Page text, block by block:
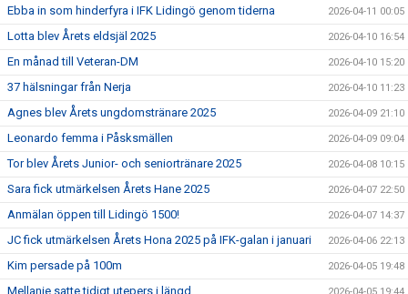
Ebba in som hinderfyra i IFK Lidingö genom tiderna 2026-04-11 00:05
Lotta blev Årets eldsjäl 2025 2026-04-10 16:54
En månad till Veteran-DM 2026-04-10 15:20
37 hälsningar från Nerja 2026-04-10 11:23
Agnes blev Årets ungdomstränare 2025 2026-04-09 21:10
Leonardo femma i Påsksmällen 2026-04-09 09:04
Tor blev Årets Junior- och seniortränare 2025 2026-04-08 10:15
Sara fick utmärkelsen Årets Hane 2025 2026-04-07 22:50
Anmälan öppen till Lidingö 1500! 2026-04-07 14:37
JC fick utmärkelsen Årets Hona 2025 på IFK-galan i januari 2026-04-06 22:13
Kim persade på 100m 2026-04-05 19:48
Mellanie satte tidigt utepers i längd